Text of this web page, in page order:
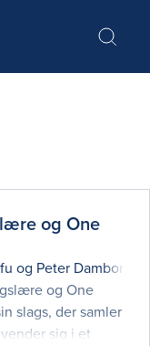
og One
og Peter Damborg
og One
slags, der samler
sig i et